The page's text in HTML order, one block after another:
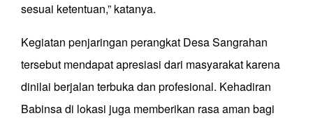
sesuai ketentuan,” katanya.
Kegiatan penjaringan perangkat Desa Sangrahan
tersebut mendapat apresiasi dari masyarakat karena
dinilai berjalan terbuka dan profesional. Kehadiran
Babinsa di lokasi juga memberikan rasa aman bagi